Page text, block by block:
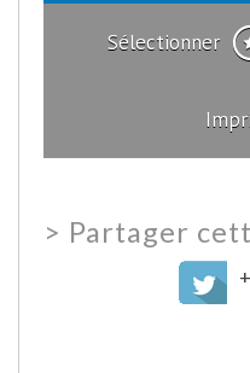
Sélectionner
> Partager